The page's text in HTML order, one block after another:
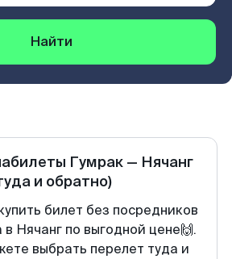
Найти
Гумрак— Нячанг
и обратно)
билет без посредников
в Нячанг по выгодной цене🙌.
выбрать перелет туда и